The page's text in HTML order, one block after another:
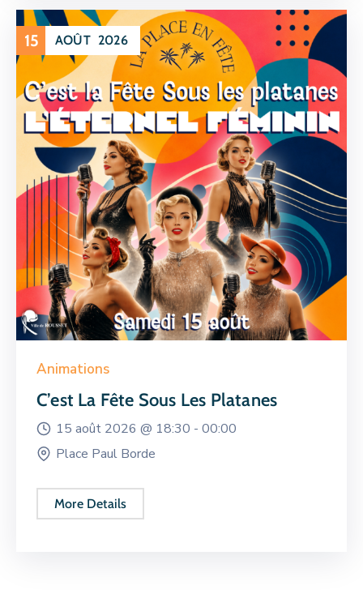
15 AOÛT 2026
Animations
C’est La Fête Sous Les Platanes
15 août 2026 @ 18:30 - 00:00
Place Paul Borde
More Details